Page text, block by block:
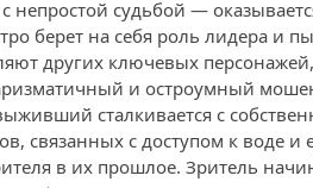
судьбой —
берет на себя роль лидера и
других ключевых
и остроумный
сталкивается с
связанных с доступом к воде и
в их прошлое. Зритель